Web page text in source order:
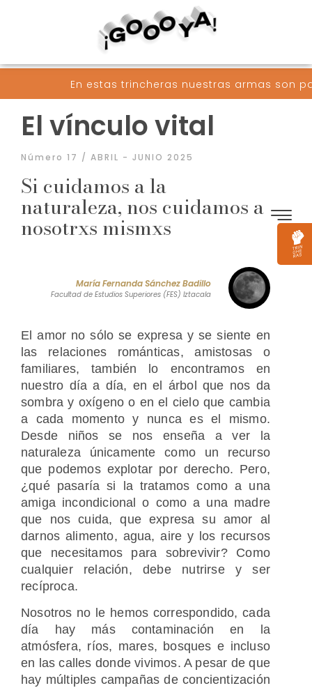
trincheras nuestras armas son palabras
El vínculo vital
Número 17 / ABRIL - JUNIO 2025
Si cuidamos a la
naturaleza, nos cuidamos a
nosotrxs mismxs
María Fernanda Sánchez Badillo
Facultad de Estudios Superiores (FES) Iztacala
El amor no sólo se expresa y se siente en
las relaciones románticas, amistosas o
familiares, también lo encontramos en
nuestro día a día, en el árbol que nos da
sombra y oxígeno o en el cielo que cambia
a cada momento y nunca es el mismo.
Desde niños se nos enseña a ver la
naturaleza únicamente como un recurso
que podemos explotar por derecho. Pero,
¿qué pasaría si la tratamos como a una
amiga incondicional o como a una madre
que nos cuida, que expresa su amor al
darnos alimento, agua, aire y los recursos
que necesitamos para sobrevivir? Como
cualquier relación, debe nutrirse y ser
recíproca.
Nosotros no le hemos correspondido, cada
día hay más contaminación en la
atmósfera, ríos, mares, bosques e incluso
en las calles donde vivimos. A pesar de que
hay múltiples campañas de concientización